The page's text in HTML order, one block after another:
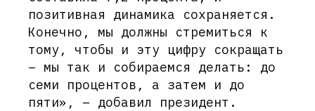
позитивная динамика сохраняется.
Конечно, мы должны стремиться к
тому, чтобы и эту цифру сокращать
– мы так и собираемся делать: до
семи процентов, а затем и до
пяти», – добавил президент.